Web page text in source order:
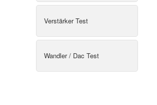
Verstärker Test
Wandler / Dac Test